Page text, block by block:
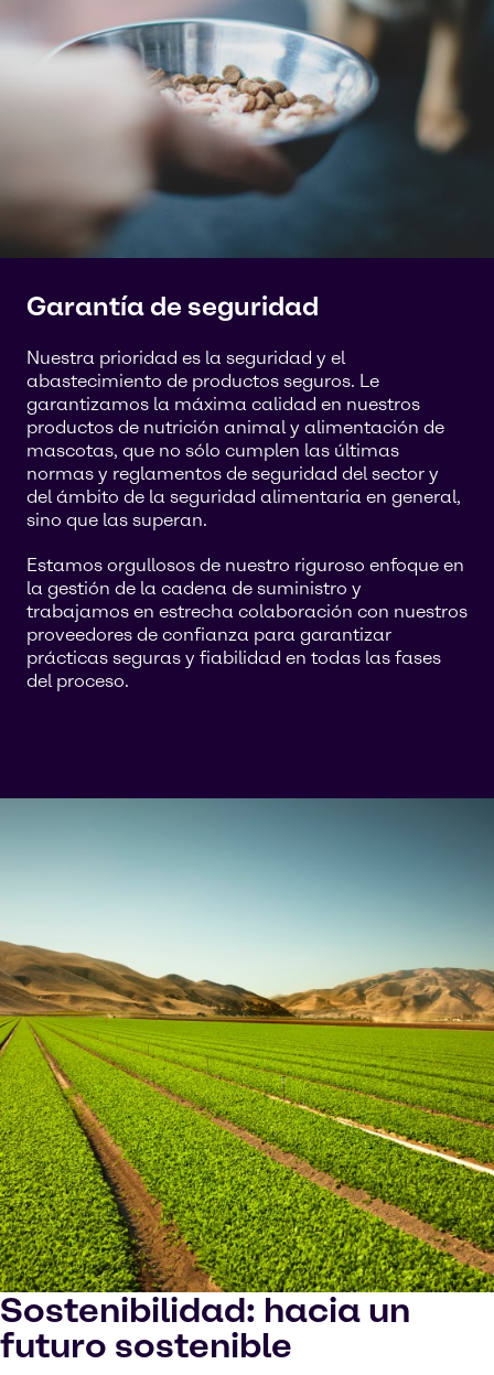
Garantía de seguridad
Nuestra prioridad es la seguridad y el
abastecimiento de productos seguros. Le
garantizamos la máxima calidad en nuestros
productos de nutrición animal y alimentación de
mascotas, que no sólo cumplen las últimas
normas y reglamentos de seguridad del sector y
del ámbito de la seguridad alimentaria en general,
sino que las superan.
Estamos orgullosos de nuestro riguroso enfoque en
la gestión de la cadena de suministro y
trabajamos en estrecha colaboración con nuestros
proveedores de confianza para garantizar
prácticas seguras y fiabilidad en todas las fases
del proceso.
Sostenibilidad: hacia un
futuro sostenible